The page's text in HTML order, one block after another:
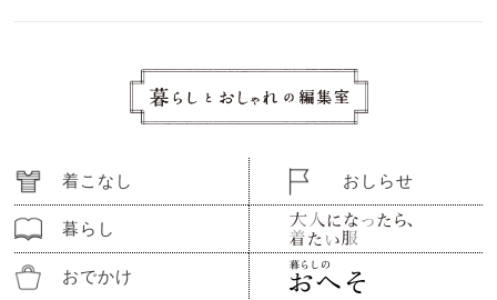
着こなし
暮らし
おでかけ
おしらせ